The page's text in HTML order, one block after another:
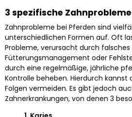
3 spezifische
Zahnprobleme bei Pferden sind
unterschiedlichen Formen auf. Oft
Probleme, verursacht durch falsches
Fütterungsmanagement oder
durch eine regelmäßige, jährliche
Kontrolle beheben. Hierdurch kannst
Folgen vermeiden. Es gibt jedoch
Zahnerkrankungen, von denen 3